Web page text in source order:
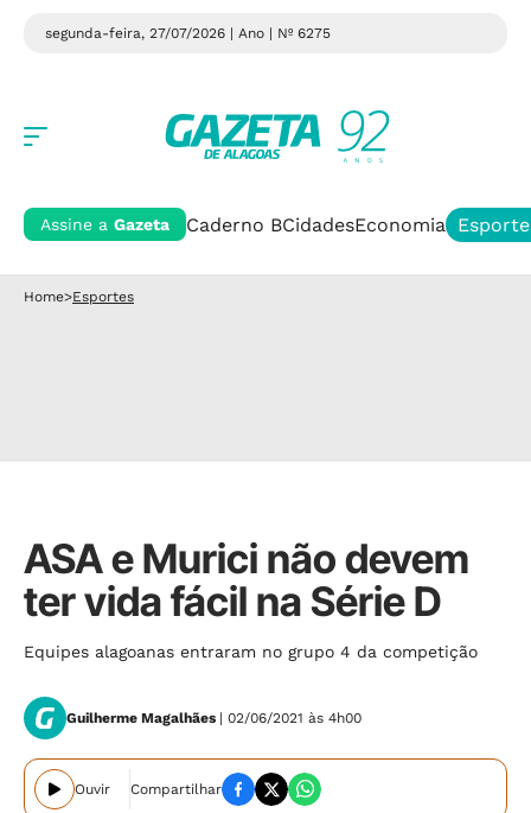
segunda-feira, 27/07/2026 | Ano | Nº 6275
Assine a Gazeta Caderno BCidadesEconomia
Home>Esportes
ASA e Murici não devem
ter vida fácil na Série D
Equipes alagoanas entraram no grupo 4 da competição
Guilherme Magalhães | 02/06/2021 às 4h00
Ouvir Compartilhar